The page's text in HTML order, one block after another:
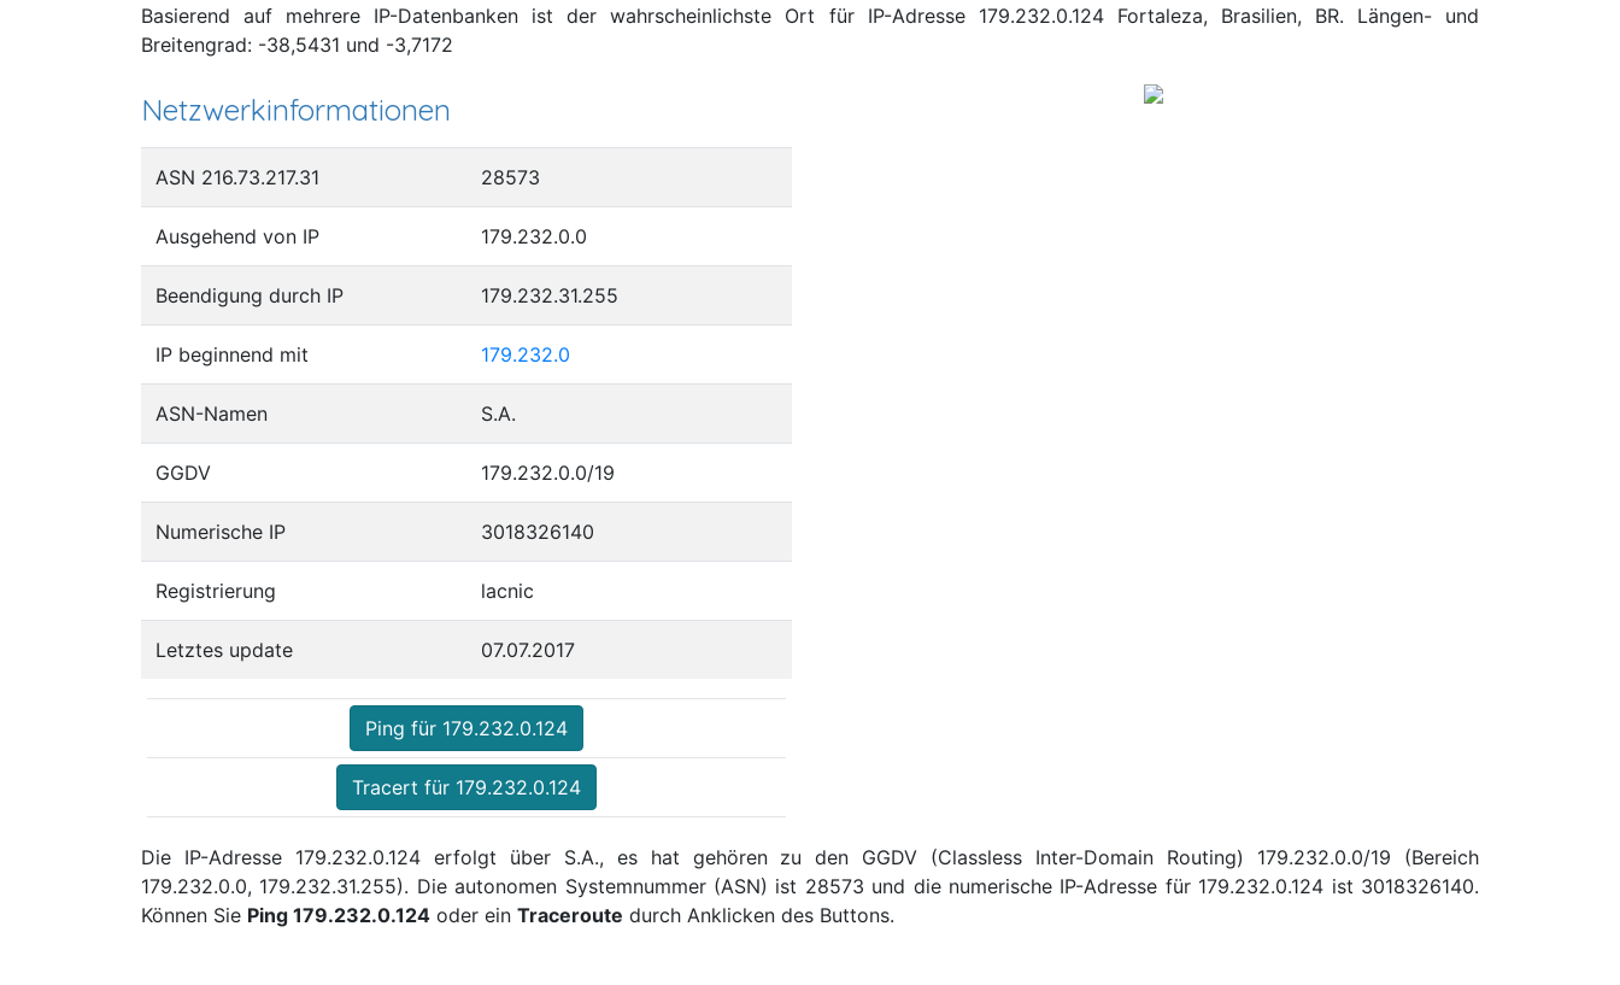
Basierend auf mehrere IP-Datenbanken ist der wahrscheinlichste Ort für IP-Adresse 179.232.0.124 Fortaleza, Brasilien, BR. Längen- und
Breitengrad: -38,5431 und -3,7172
Netzwerkinformationen
ASN 216.73.217.31 28573
Ausgehend von IP 179.232.0.0
Beendigung durch IP 179.232.31.255
IP beginnend mit 179.232.0
ASN-Namen S.A.
GGDV 179.232.0.0/19
Numerische IP 3018326140
Registrierung lacnic
Letztes update 07.07.2017
Ping für 179.232.0.124
Tracert für 179.232.0.124
Die IP-Adresse 179.232.0.124 erfolgt über S.A., es hat gehören zu den GGDV (Classless Inter-Domain Routing) 179.232.0.0/19 (Bereich
179.232.0.0, 179.232.31.255). Die autonomen Systemnummer (ASN) ist 28573 und die numerische IP-Adresse für 179.232.0.124 ist 3018326140.
Können Sie Ping 179.232.0.124 oder ein Traceroute durch Anklicken des Buttons.